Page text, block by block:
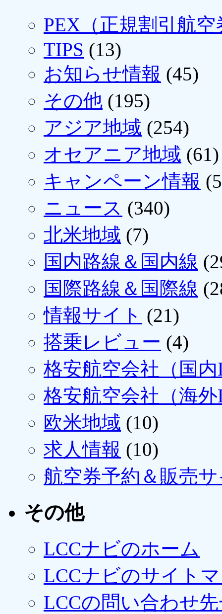
PEX（正規割引航空
TIPS (13)
お知らせ情報 (45)
その他 (195)
アジア地域 (254)
オセアニア地域 (61)
キャンペーン情報
ニュース (340)
北米地域 (7)
国内路線＆国内線
国際路線＆国際線
情報サイト (21)
搭乗レビュー (4)
格安航空会社（国
格安航空会社（海
欧米地域 (10)
求人情報 (10)
航空券予約＆販売
その他
LCCナビのホーム
LCCナビのサイト
LCCの問い合わせ